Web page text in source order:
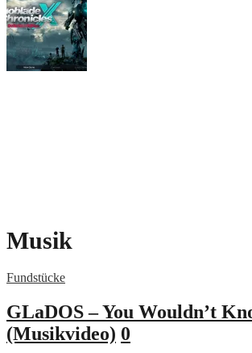
Musik
Fundstücke
GLaDOS – You Wouldn’t
(Musikvideo) 0